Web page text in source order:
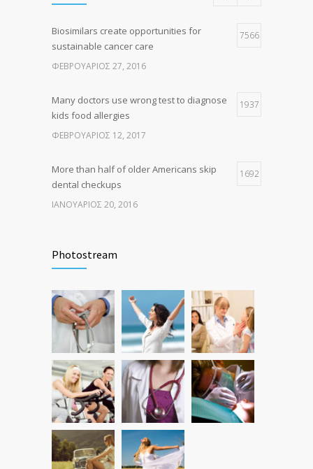
Researchers identify mechanism of
oncogene action in lung cancer
7
ΦΕΒΡΟΥΆΡΙΟΣ 26, 2016
Biosimilars create opportunities for
sustainable cancer care
7566
ΦΕΒΡΟΥΆΡΙΟΣ 27, 2016
Many doctors use wrong test to diagnose
kids food allergies
1937
ΦΕΒΡΟΥΆΡΙΟΣ 12, 2017
More than half of older Americans skip
dental checkups
1692
ΙΑΝΟΥΆΡΙΟΣ 20, 2016
happier and healthier life
Hormone dramatically increases insulin
production, possible diabetes
breakthrough
1581
ΟΚΤΏΒΡΙΟΣ 25, 2016
Photostream